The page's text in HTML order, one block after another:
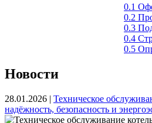
0.1
0.2
0.3
0.4
0.5
Новости
28.01.2026 | Техническое
надёжность, безопасность и